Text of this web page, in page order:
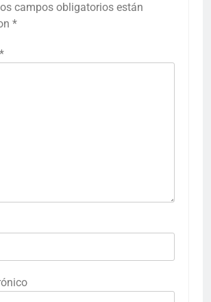
campos obligatorios están
*
*